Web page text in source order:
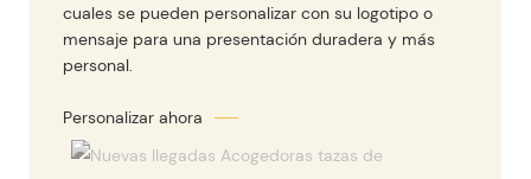
cuales se pueden personalizar con su logotipo o
mensaje para una presentación duradera y más
personal.